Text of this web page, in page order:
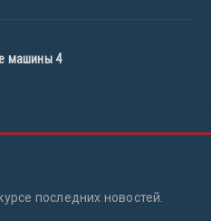
машины 4
последних новостей.